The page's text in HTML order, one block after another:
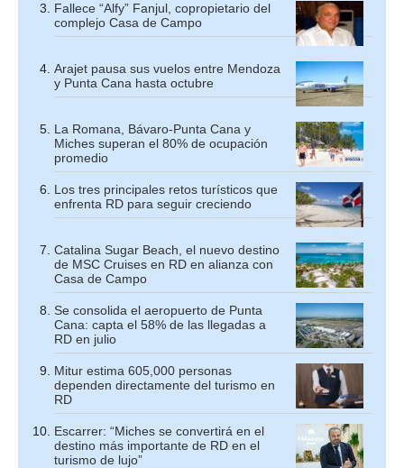
Fallece “Alfy” Fanjul, copropietario del
complejo Casa de Campo
Arajet pausa sus vuelos entre Mendoza
y Punta Cana hasta octubre
La Romana, Bávaro-Punta Cana y
Miches superan el 80% de ocupación
promedio
Los tres principales retos turísticos que
enfrenta RD para seguir creciendo
Catalina Sugar Beach, el nuevo destino
de MSC Cruises en RD en alianza con
Casa de Campo
Se consolida el aeropuerto de Punta
Cana: capta el 58% de las llegadas a
RD en julio
Mitur estima 605,000 personas
dependen directamente del turismo en
RD
Escarrer: “Miches se convertirá en el
destino más importante de RD en el
turismo de lujo”